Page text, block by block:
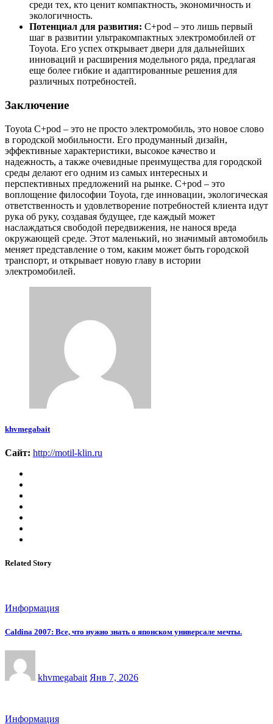
среди тех, кто ценит компактность, экономичность и
экологичность.
Потенциал для развития: C+pod – это лишь первый
шаг в развитии ультракомпактных электромобилей от
Toyota. Его успех открывает двери для дальнейших
инноваций и расширения модельного ряда, предлагая
еще более гибкие и адаптированные решения для
различных потребностей.
Заключение
Toyota C+pod – это не просто электромобиль, это новое слово
в городской мобильности. Его продуманный дизайн,
эффективные характеристики, высокое качество и
надежность, а также очевидные преимущества для городской
среды делают его одним из самых интересных и
перспективных предложений на рынке. C+pod – это
воплощение философии Toyota, где инновации, экологическая
ответственность и удовлетворение потребностей клиента идут
рука об руку, создавая будущее, где каждый может
наслаждаться свободой передвижения, не нанося вреда
окружающей среде. Этот маленький, но значимый автомобиль
меняет представление о том, каким может быть городской
транспорт, и открывает новую главу в истории
электромобилей.
khvmegabait
Сайт: http://motil-klin.ru
Related Story
Информация
Caldina 2007: Все, что нужно знать о японском универсале мечты.
khvmegabait Янв 7, 2026
Информация